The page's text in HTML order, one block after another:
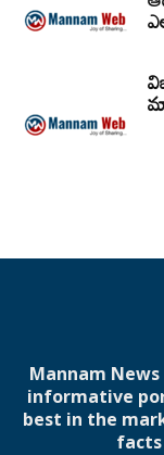
Mannam
informative
best in the